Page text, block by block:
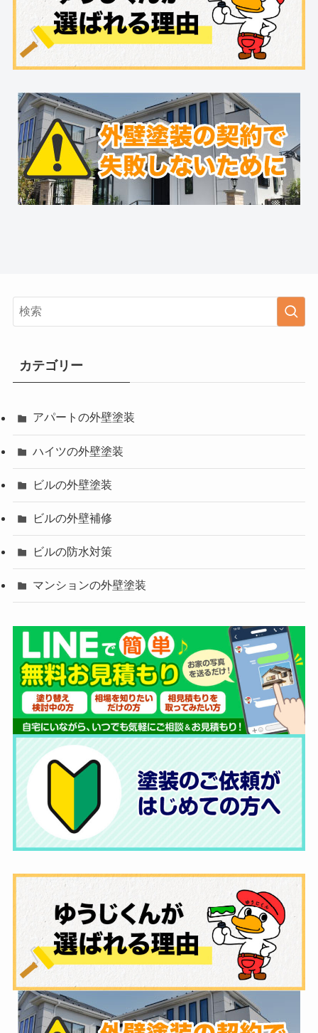
カテゴリー
アパートの外壁塗装
ハイツの外壁塗装
ビルの外壁塗装
ビルの外壁補修
ビルの防水対策
マンションの外壁塗装